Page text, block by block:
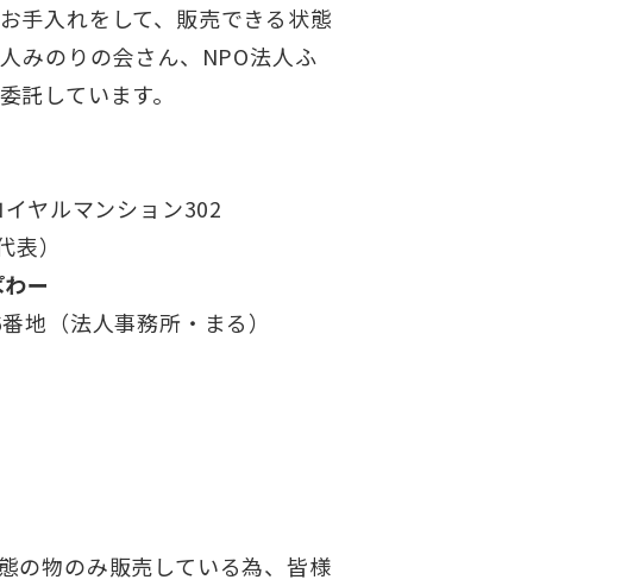
手入れをして、販売できる状態
みのりの会さん、NPO法人ふ
託しています。
ヤルマンション302
）
ー
地（法人事務所・まる）
の物のみ販売している為、皆様